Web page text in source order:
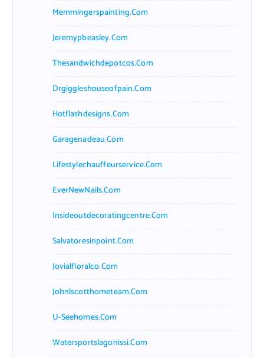
Memmingerspainting.com
Jeremypbeasley.com
Thesandwichdepotcos.com
Drgiggleshouseofpain.com
Hotflashdesigns.com
Garagenadeau.com
Lifestylechauffeurservice.com
EverNewNails.com
Insideoutdecoratingcentre.com
Salvatoresinpoint.com
Jovialfloralco.com
Johnlscotthometeam.com
U-Seehomes.com
Watersportslagonissi.com